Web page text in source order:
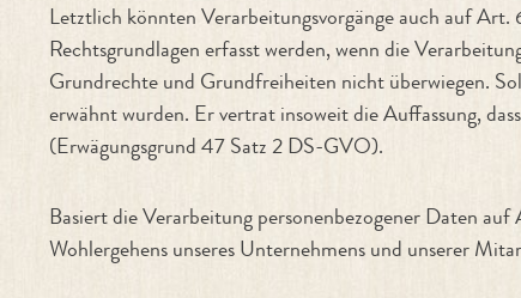
Letztlich könnten Verarbeitungsvorgänge auch auf
Rechtsgrundlagen erfasst werden, wenn die
Grundrechte und Grundfreiheiten nicht überwiegen.
erwähnt wurden. Er vertrat insoweit die Auffassung,
(Erwägungsgrund 47 Satz 2 DS-GVO).
Basiert die Verarbeitung personenbezogener Daten
Wohlergehens unseres Unternehmens und unserer